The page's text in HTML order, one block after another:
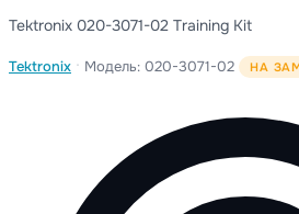
Tektronix 020-3071-02 Training Kit
Tektronix · Модель: 020-3071-02 НА